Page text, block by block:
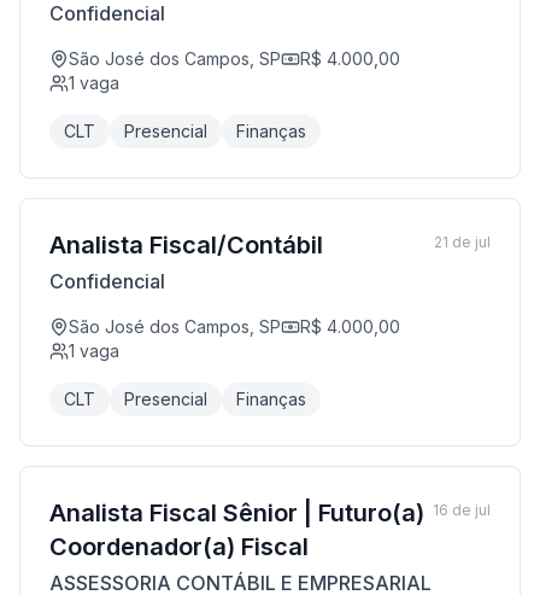
Confidencial
São José dos Campos, SP
R$ 4.000,00
1 vaga
CLT Presencial Finanças
Analista Fiscal/Contábil
Confidencial
São José dos Campos, SP
R$ 4.000,00
1 vaga
CLT Presencial Finanças
21 de jul
Analista Fiscal Sênior | Futuro(a)
Coordenador(a) Fiscal
ASSESSORIA CONTÁBIL E EMPRESARIAL
16 de jul